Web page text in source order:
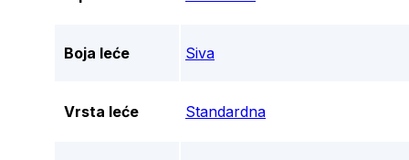
Boja leće Siva
Vrsta leće Standardna